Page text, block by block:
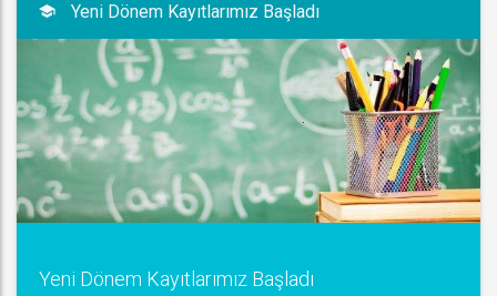
Yeni Dönem Kayıtlarımız Başladı
Yeni Dönem Kayıtlarımız Başladı